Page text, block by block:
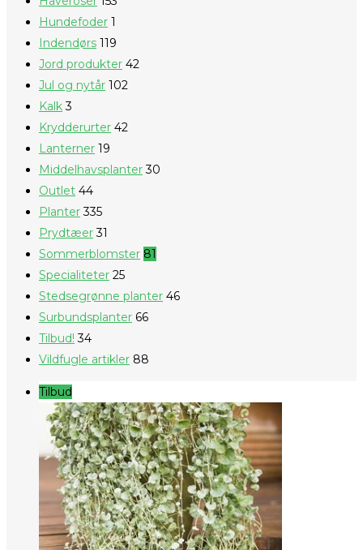
Hundefoder 1
Indendørs 119
Jord produkter 42
Jul og nytår 102
Kalk 3
Krydderurter 42
Lanterner 19
Middelhavsplanter 30
Outlet 44
Planter 335
Prydtæer 31
Sommerblomster 81
Specialiteter 25
Stedsegrønne planter 46
Surbundsplanter 66
Tilbud! 34
Vildfugle artikler 88
Tilbud